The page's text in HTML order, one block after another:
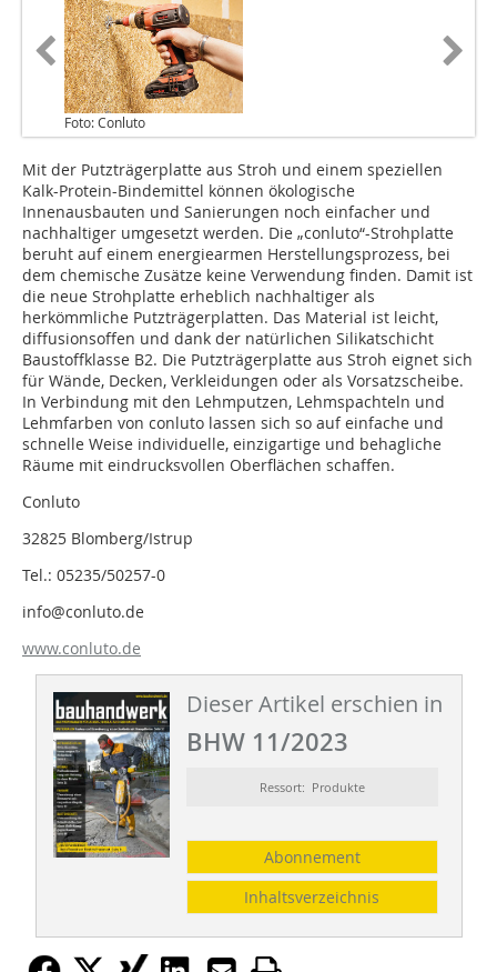
Foto: Conluto
Mit der Putzträgerplatte aus Stroh und einem speziellen
Kalk-Protein-Binde­mittel können ökologische
Innenausbauten und Sanierungen noch einfacher und
nachhaltiger umgesetzt werden. Die „conluto“-Strohplatte
beruht auf einem energiearmen Herstellungsprozess, bei
dem chemische Zu­sätze keine Verwendung finden. Damit ist
die neue Strohplatte erheblich nachhaltiger als
herkömmliche Putzträgerplatten. Das Material ist leicht,
diffusionsoffen und dank der natürlichen Silikatschicht
Baustoff­klasse B2. Die Putzträgerplatte aus Stroh eignet sich
für Wände, Decken, Verkleidungen oder als Vorsatzscheibe.
In Verbindung mit den Lehmputzen, Lehmspachteln und
Lehmfarben von conluto lassen sich so auf einfache und
schnelle Weise individuelle, einzigartige und behagliche
Räume mit ein­drucksvollen Oberflächen schaffen.
Conluto
32825 Blomberg/Istrup
Tel.: 05235/50257-0
info@conluto.de
www.conluto.de
Dieser Artikel erschien in
BHW 11/2023
Ressort: Produkte
Abonnement
Inhaltsverzeichnis